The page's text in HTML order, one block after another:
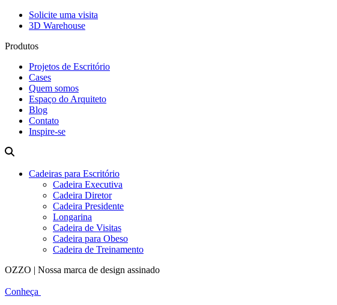
Solicite uma visita
3D Warehouse
Produtos
Projetos de Escritório
Cases
Quem somos
Espaço do Arquiteto
Blog
Contato
Inspire-se
Cadeiras para Escritório
Cadeira Executiva
Cadeira Diretor
Cadeira Presidente
Longarina
Cadeira de Visitas
Cadeira para Obeso
Cadeira de Treinamento
OZZO | Nossa marca de design assinado
Conheça